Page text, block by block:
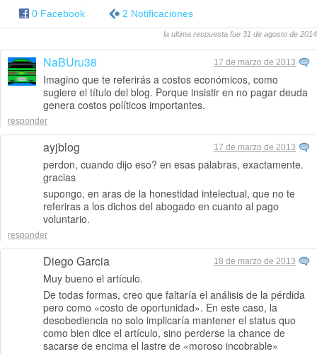
0 Facebook
2 Notificaciones
la ultima respuesta fue 31 de agosto de 2014
NaBUru38 17 de marzo de 2013
Imagino que te referirás a costos económicos, como
sugiere el título del blog. Porque insistir en no pagar deuda
genera costos políticos importantes.
responder
ayjblog 17 de marzo de 2013
perdon, cuando dijo eso? en esas palabras, exactamente.
gracias
supongo, en aras de la honestidad intelectual, que no te
referiras a los dichos del abogado en cuanto al pago
voluntario.
responder
Diego Garcia 18 de marzo de 2013
Muy bueno el artículo.
De todas formas, creo que faltaría el análisis de la pérdida
pero como «costo de oportunidad». En este caso, la
desobediencia no solo implicaría mantener el status quo
como bien dice el artículo, sino perderse la chance de
sacarse de encima el lastre de «moroso incobrable»